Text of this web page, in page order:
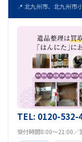
📍 北九州市、北九州市
TEL: 0120-532-
受付時間8:00～21:00／